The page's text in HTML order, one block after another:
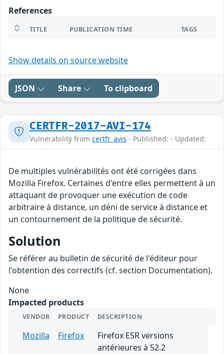
References
TITLE PUBLICATION TIME TAGS
Show details on source website
JSON Share To clipboard
CERTFR-2017-AVI-174
Vulnerability from certfr_avis - Published: - Updated:
De multiples vulnérabilités ont été corrigées dans
Mozilla Firefox. Certaines d'entre elles permettent à un
attaquant de provoquer une exécution de code
arbitraire à distance, un déni de service à distance et
un contournement de la politique de sécurité.
Solution
Se référer au bulletin de sécurité de l'éditeur pour
l'obtention des correctifs (cf. section Documentation).
None
Impacted products
VENDOR PRODUCT DESCRIPTION
Mozilla Firefox
Firefox ESR versions
antérieures à 52.2